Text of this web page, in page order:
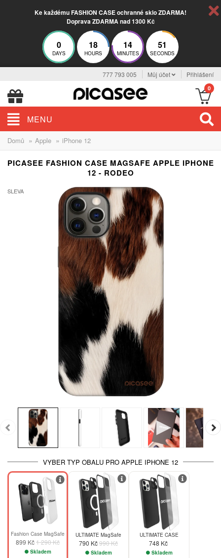
Ke každému FASHION CASE ochranné sklo ZDARMA!
Doprava ZDARMA nad 1300 Kč
0
DAYS
18
HOURS
14
MINUTES
51
SECONDS
777 793 005 Můj účet Přihlášení
0
MENU
Domů » Apple » iPhone 12
PICASEE FASHION CASE MAGSAFE APPLE IPHONE
12 - RODEO
SLEVA
VYBER TYP OBALU PRO APPLE IPHONE 12
-30%
Fashion Case MagSafe
899 Kč1 290 Kč
Skladem
-20%
ULTIMATE MagSafe
790 Kč990 Kč
Skladem
ULTIMATE CASE
748 Kč
Skladem